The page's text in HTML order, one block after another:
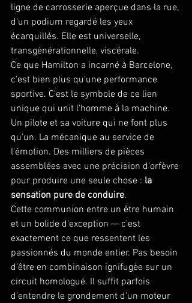
ligne de carrosserie aperçue dans la rue,
d'un podium regardé les yeux
écarquillés. Elle est universelle,
transgénérationnelle, viscérale.
Ce que Hamilton a incarné à Barcelone,
c'est bien plus qu'une performance
sportive. C'est le symbole de ce lien
unique qui unit l'homme à la machine.
Un pilote et sa voiture qui ne font plus
qu'un. La mécanique au service de
l'émotion. Des milliers de pièces
assemblées avec une précision d'orfèvre
pour produire une seule chose : la
sensation pure de conduire.
Cette communion entre un être humain
et un bolide d'exception — c'est
exactement ce que ressentent les
passionnés du monde entier. Pas besoin
d'être en combinaison ignifugée sur un
circuit homologué. Il suffit parfois
d'entendre le grondement d'un moteur